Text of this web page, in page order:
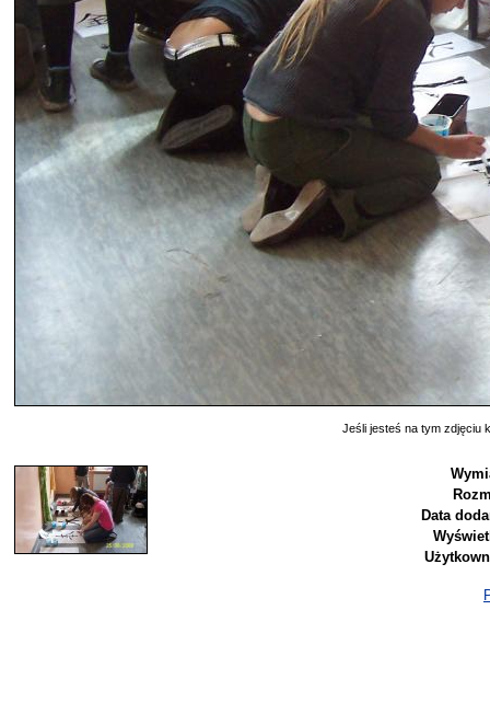
Jeśli jesteś na tym zdjęciu
Data